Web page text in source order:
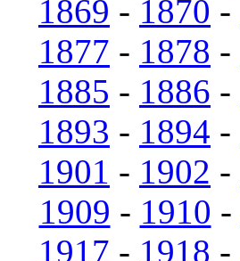
1869 - 1870 -
1877 - 1878 -
1885 - 1886 -
1893 - 1894 -
1901 - 1902 -
1909 - 1910 -
1917 - 1918 -